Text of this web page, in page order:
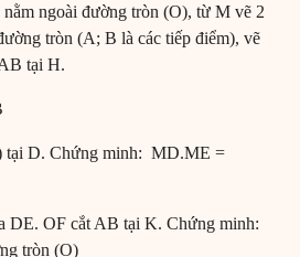
ngoài đường tròn (O), từ M vẽ 2
tròn (A; B là các tiếp điểm), vẽ
tại H.
tại D. Chứng minh: MD.ME =
DE. OF cắt AB tại K. Chứng minh:
tròn (O)